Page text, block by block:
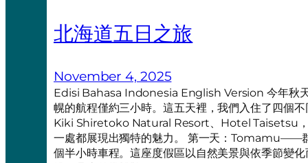
北海道五日之旅
November 4, 2025
Edisi Bahasa Indonesia English Version 今年秋
幌的航程僅約三小時。這五天裡，我們入住了四
Kiki Shiretoko Natural Resort、Hotel Taisetsu
一處都展現出獨特的魅力。 第一天：Tomamu——
個半小時車程。這座度假區以自然美景與依季節變